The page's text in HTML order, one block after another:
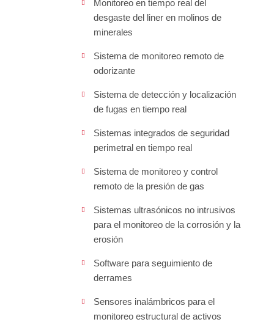
Monitoreo en tiempo real del
desgaste del liner en molinos de
minerales
Sistema de monitoreo remoto de
odorizante
Sistema de detección y localización
de fugas en tiempo real
Sistemas integrados de seguridad
perimetral en tiempo real
Sistema de monitoreo y control
remoto de la presión de gas
Sistemas ultrasónicos no intrusivos
para el monitoreo de la corrosión y la
erosión
Software para seguimiento de
derrames
Sensores inalámbricos para el
monitoreo estructural de activos